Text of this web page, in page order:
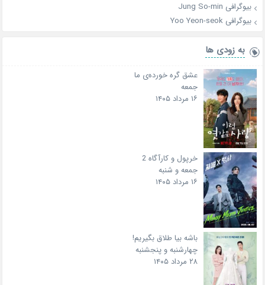
بیوگرافی Jung So-min
بیوگرافی Yoo Yeon-seok
به زودی ها
عشق گره خورده‌ی ما
جمعه
۱۶ مرداد ۱۴۰۵
خرپول و کارآگاه 2
جمعه و شنبه
۱۶ مرداد ۱۴۰۵
باشه بیا طلاق بگیریم!
چهارشنبه و پنجشنبه
۲۸ مرداد ۱۴۰۵